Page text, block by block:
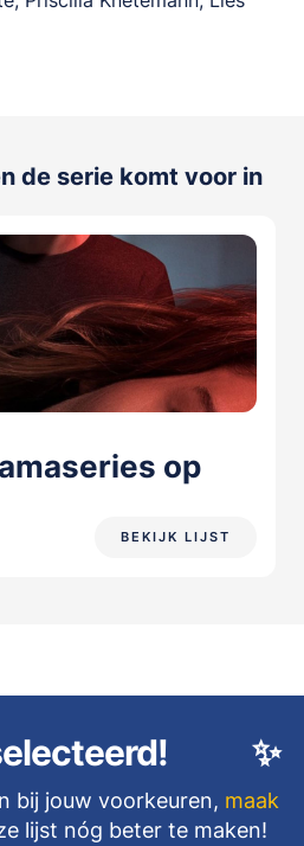
de serie komt voor in
op
BEKIJK LIJST
✨
bij jouw voorkeuren, maak
lijst nóg beter te maken!